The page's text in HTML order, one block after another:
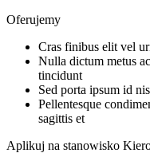
Oferujemy
Cras finibus elit vel
Nulla dictum metus
tincidunt
Sed porta ipsum id
Pellentesque
sagittis et
Aplikuj na stanowisko